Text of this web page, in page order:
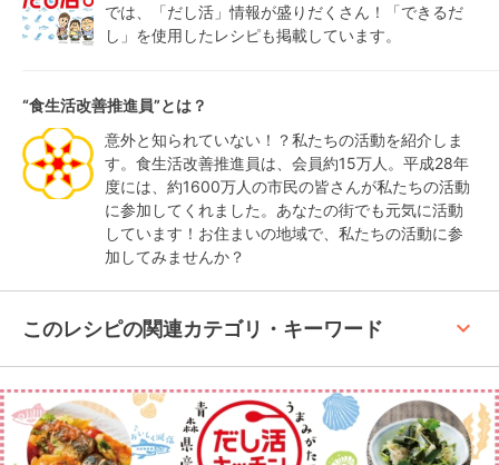
では、「だし活」情報が盛りだくさん！「できるだ
し」を使用したレシピも掲載しています。
“食生活改善推進員”とは？
意外と知られていない！？私たちの活動を紹介しま
す。食生活改善推進員は、会員約15万人。平成28年
度には、約1600万人の市民の皆さんが私たちの活動
に参加してくれました。あなたの街でも元気に活動
しています！お住まいの地域で、私たちの活動に参
加してみませんか？
このレシピの関連カテゴリ・キーワード keyboard_arrow_up